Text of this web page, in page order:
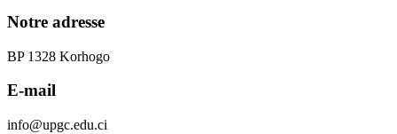
Notre adresse
BP 1328 Korhogo
E-mail
info@upgc.edu.ci